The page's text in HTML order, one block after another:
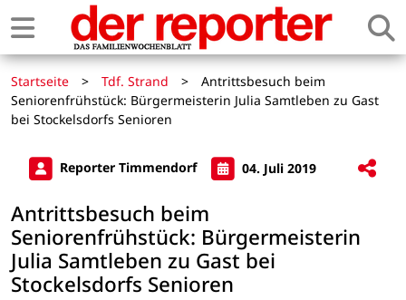
Startseite > Tdf. Strand >
Antrittsbesuch beim
Seniorenfrühstück: Bürgermeisterin Julia Samtleben zu Gast
bei Stockelsdorfs Senioren
Reporter Timmendorf 04. Juli 2019
Antrittsbesuch beim
Seniorenfrühstück: Bürgermeisterin
Julia Samtleben zu Gast bei
Stockelsdorfs Senioren